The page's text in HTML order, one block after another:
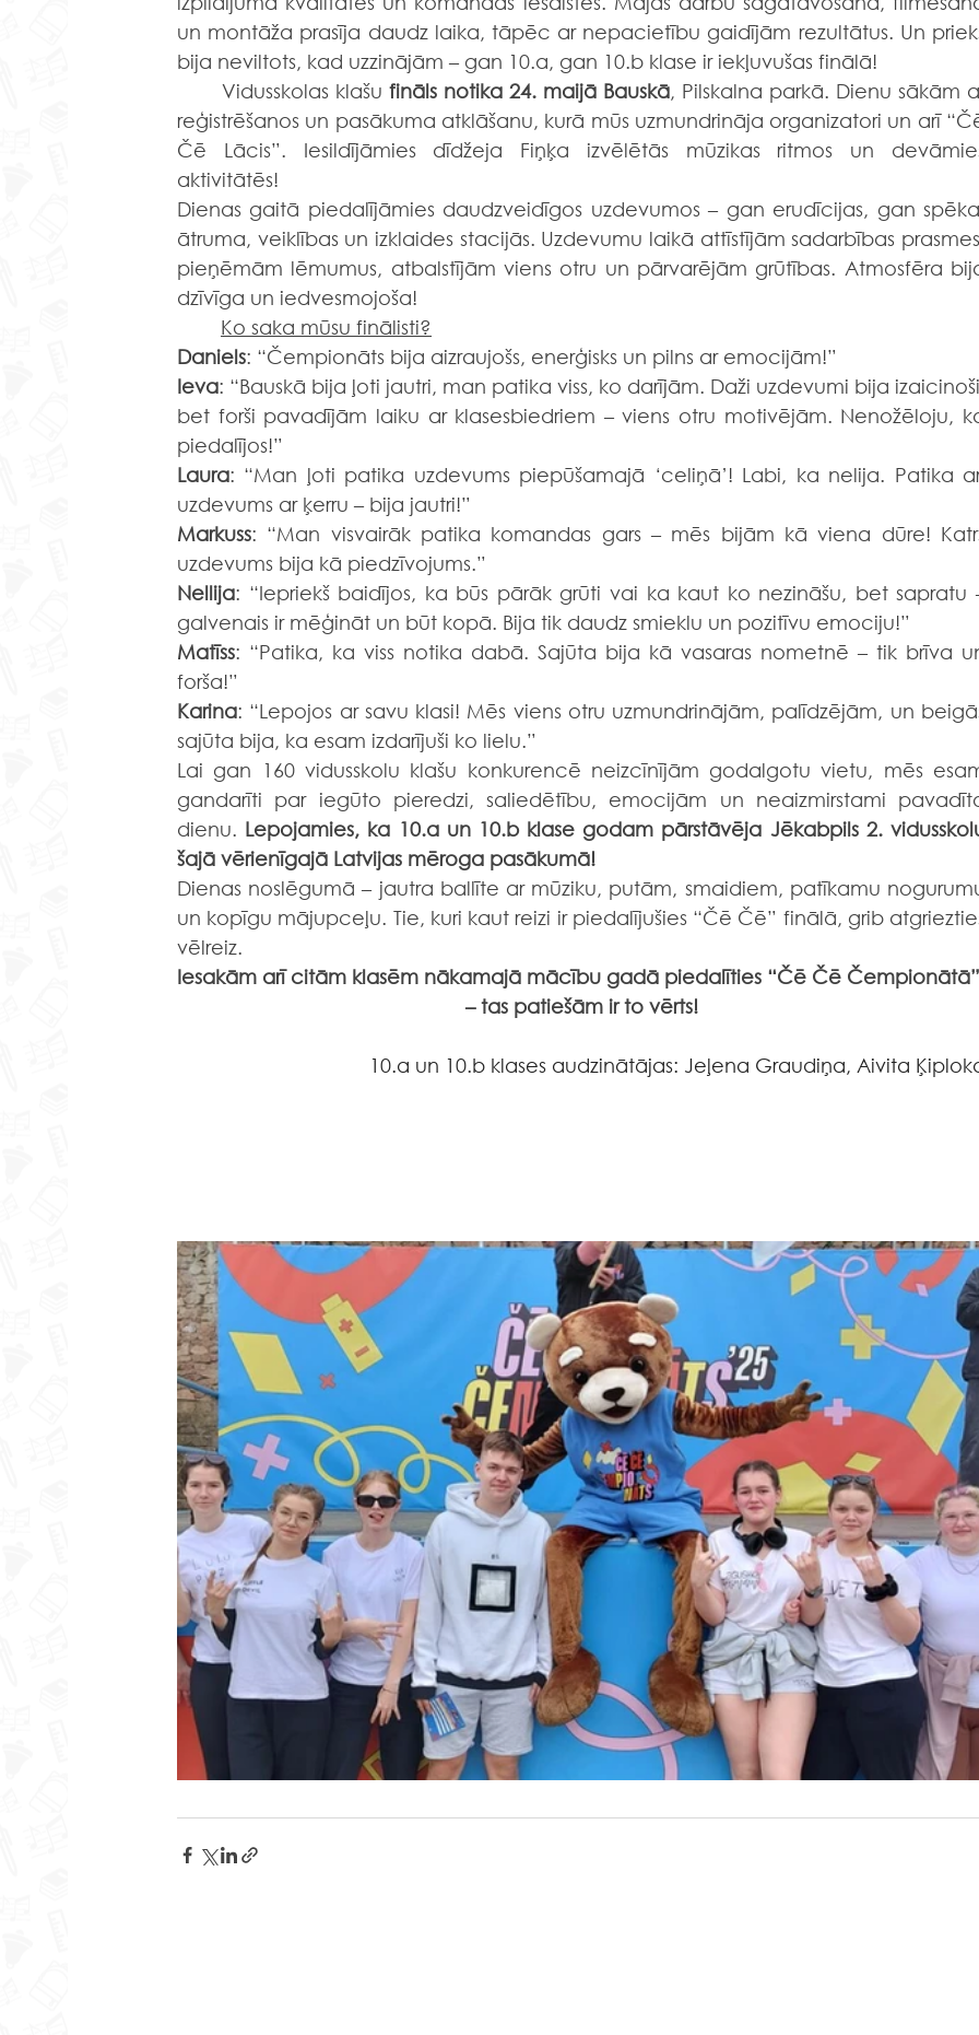
un montāža prasīja daudz laika, tāpēc ar nepacietību gaidījām rezultātus. Un
bija neviltots, kad uzzinājām – gan 10.a, gan 10.b klase ir iekļuvušas finālā!
	Vidusskolas klašu
fināls notika 24. maijā Bauskā, Pilskalna parkā. Dienu sākām
reģistrēšanos un pasākuma atklāšanu, kurā mūs uzmundrināja organizatori un arī
Čē Lācis”. Iesildījāmies dīdžeja Fiņķa izvēlētās mūzikas ritmos un
aktivitātēs!
Dienas gaitā piedalījāmies daudzveidīgos uzdevumos – gan erudīcijas, gan
ātruma, veiklības un izklaides stacijās. Uzdevumu laikā attīstījām sadarbības
pieņēmām lēmumus, atbalstījām viens otru un pārvarējām grūtības. Atmosfēra
dzīvīga un iedvesmojoša!
	Ko saka mūsu finālisti?
Daniels: “Čempionāts bija aizraujošs, enerģisks un pilns ar emocijām!”
Ieva: “Bauskā bija ļoti jautri, man patika viss, ko darījām. Daži uzdevumi bija
bet forši pavadījām laiku ar klasesbiedriem – viens otru motivējām. Nenožēloju,
piedalījos!”
Laura: “Man ļoti patika uzdevums piepūšamajā ‘celiņā’! Labi, ka nelija. Patika
uzdevums ar ķerru – bija jautri!”
Markuss: “Man visvairāk patika komandas gars – mēs bijām kā viena dūre!
uzdevums bija kā piedzīvojums.”
Nellija: “Iepriekš baidījos, ka būs pārāk grūti vai ka kaut ko nezināšu, bet sapratu
galvenais ir mēģināt un būt kopā. Bija tik daudz smieklu un pozitīvu emociju!”
Matīss: “Patika, ka viss notika dabā. Sajūta bija kā vasaras nometnē – tik brīva
forša!”
Karina: “Lepojos ar savu klasi! Mēs viens otru uzmundrinājām, palīdzējām, un
sajūta bija, ka esam izdarījuši ko lielu.”
Lai gan 160 vidusskolu klašu konkurencē neizcīnījām godalgotu vietu, mēs
gandarīti par iegūto pieredzi, saliedētību, emocijām un neaizmirstami
dienu. Lepojamies, ka 10.a un 10.b klase godam pārstāvēja Jēkabpils 2.
šajā vērienīgajā Latvijas mēroga pasākumā!
Dienas noslēgumā – jautra ballīte ar mūziku, putām, smaidiem, patīkamu
un kopīgu mājupceļu. Tie, kuri kaut reizi ir piedalījušies “Čē Čē” finālā, grib
vēlreiz.
Iesakām arī citām klasēm nākamajā mācību gadā piedalīties “Čē Čē
– tas patiešām ir to vērts!
10.a un 10.b klases audzinātājas: Jeļena Graudiņa, Aivita